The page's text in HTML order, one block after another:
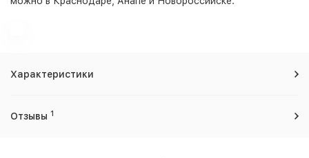
Характеристики
Отзывы 1